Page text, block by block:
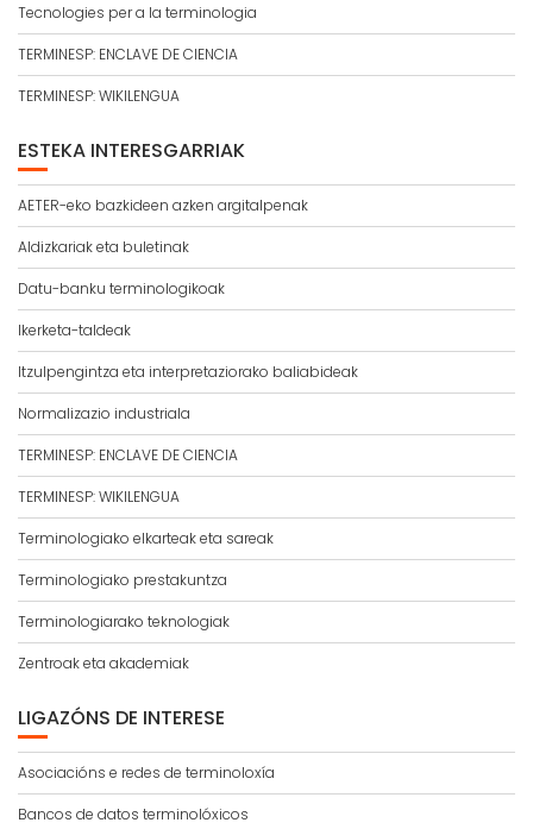
Tecnologies per a la terminologia
TERMINESP: ENCLAVE DE CIENCIA
TERMINESP: WIKILENGUA
ESTEKA INTERESGARRIAK
AETER-eko bazkideen azken argitalpenak
Aldizkariak eta buletinak
Datu-banku terminologikoak
Ikerketa-taldeak
Itzulpengintza eta interpretaziorako baliabideak
Normalizazio industriala
TERMINESP: ENCLAVE DE CIENCIA
TERMINESP: WIKILENGUA
Terminologiako elkarteak eta sareak
Terminologiako prestakuntza
Terminologiarako teknologiak
Zentroak eta akademiak
LIGAZÓNS DE INTERESE
Asociacións e redes de terminoloxía
Bancos de datos terminolóxicos